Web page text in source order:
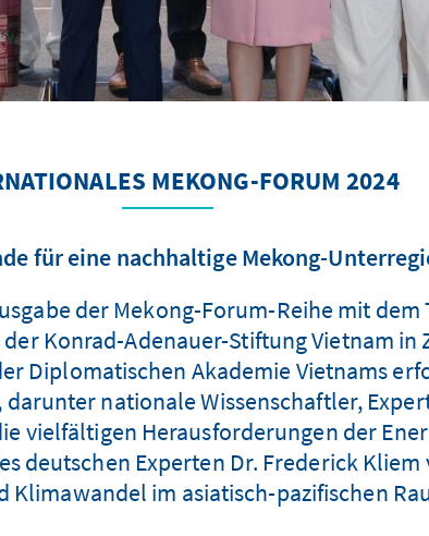
MEKONG-FORUM 2024
für eine nachhaltige Mekong-
der Mekong-Forum-Reihe mit
Konrad-Adenauer-Stiftung Vietnam
Diplomatischen Akademie Vietnams
nationale Wissenschaftler,
vielfältigen Herausforderungen der
deutschen Experten Dr. Frederick
Klimawandel im asiatisch-pazifischen